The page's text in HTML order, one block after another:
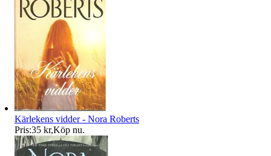
Kärlekens vidder - Nora Roberts
Pris:35 kr,Köp nu.